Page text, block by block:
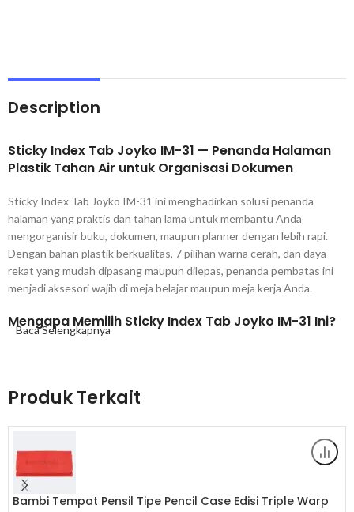
Description
Sticky Index Tab Joyko IM-31 — Penanda Halaman
Plastik Tahan Air untuk Organisasi Dokumen
Sticky Index Tab Joyko IM-31 inimenghadirkan solusi penanda
halaman yang praktis dan tahan lama untukmembantu Anda
mengorganisir buku, dokumen, maupun planner dengan lebih rapi.
Dengan bahan plastikberkualitas, 7 pilihan warna cerah, dan daya
rekat yang mudah dipasangmaupun dilepas, penanda pembatas ini
menjadi aksesori wajib di meja belajarmaupun meja kerja Anda.
Mengapa Memilih Sticky Index Tab Joyko IM-31 Ini?
sehingga tidak mudah robek,
digunakan dan dipindahkan. Selain
tahan air, sehingga penandahalaman Anda tetap dalam kondisi prima
7 WarnaCerah — Mudah Dikategorikan dengan
Sistem Warna
Baca Selengkapnya
Produk Terkait
Bambi Tempat Pensil Tipe Pencil Case Edisi Triple Warp